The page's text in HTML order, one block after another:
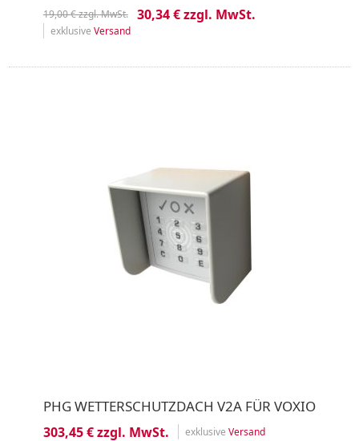
19,00 € zzgl. MwSt. 30,34 € zzgl. MwSt.
exklusive Versand
PHG WETTERSCHUTZDACH V2A FÜR VOXIO
303,45 € zzgl. MwSt. exklusive Versand